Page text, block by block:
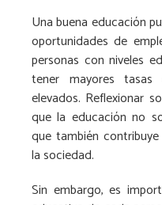
Una buena educación
oportunidades de
personas con niveles
tener mayores
elevados. Reflexionar
que la educación no
que también
la sociedad.
Sin embargo, es